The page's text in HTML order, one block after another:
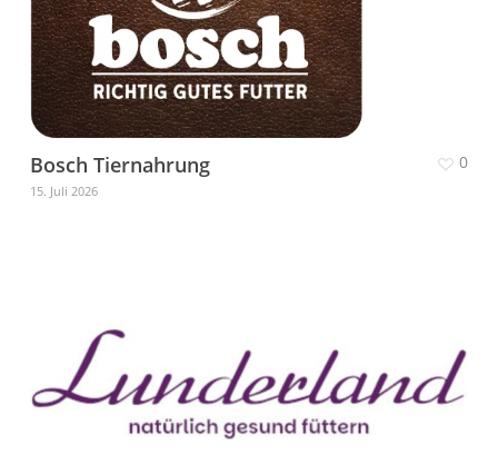
Bosch Tiernahrung
15. Juli 2026
0